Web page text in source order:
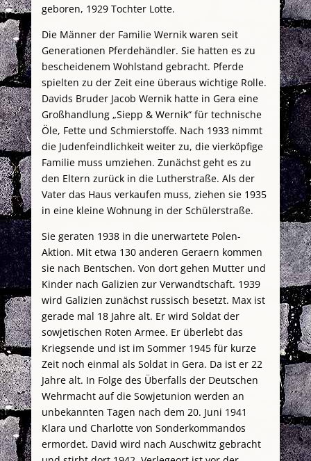
geboren, 1929 Tochter Lotte.
Die Männer der Familie Wernik waren seit
Generationen Pferdehändler. Sie hatten es zu
bescheidenem Wohlstand gebracht. Pferde
spielten zu der Zeit eine überaus wichtige Rolle.
Davids Bruder Jacob Wernik hatte in Gera eine
Großhandlung „Siepp & Wernik“ für technische
Öle, Fette und Schmierstoffe. Nach 1933 nimmt
die Judenfeindlichkeit weiter zu, die vierköpfige
Familie muss umziehen. Zunächst geht es zu
den Eltern zurück in die Lutherstraße. Als der
Vater das Haus verkaufen muss, ziehen sie 1935
in eine kleine Wohnung in der Schülerstraße.
Sie geraten 1938 in die unerwartete Polen-
Aktion. Mit etwa 130 anderen Geraern kommen
sie nach Bentschen. Von dort gehen Mutter und
Kinder nach Galizien zur Verwandtschaft. 1939
wird Galizien zunächst russisch besetzt. Max ist
gerade mal 18 Jahre alt. Er wird Soldat der
sowjetischen Roten Armee. Er überlebt das
Kriegsende und ist im Sommer 1945 für kurze
Zeit noch einmal als Soldat in Gera. Da ist er 22
Jahre alt. In Folge des Überfalls der Deutschen
Wehrmacht auf die Sowjetunion werden an
unbekannten Tagen nach dem 20. Juni 1941
Klara und Charlotte von Sonderkommandos
ermordet. David wird nach Auschwitz gebracht